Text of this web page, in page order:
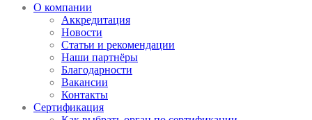
О компании
Аккредитация
Новости
Статьи и рекомендации
Наши партнёры
Благодарности
Вакансии
Контакты
Сертификация